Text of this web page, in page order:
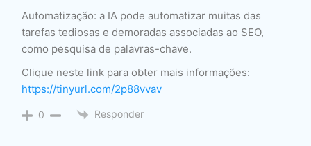
Automatização: a IA pode automatizar muitas das
tarefas tediosas e demoradas associadas ao SEO,
como pesquisa de palavras-chave.
Clique neste link para obter mais informações:
https://tinyurl.com/2p88vvav
0 Responder